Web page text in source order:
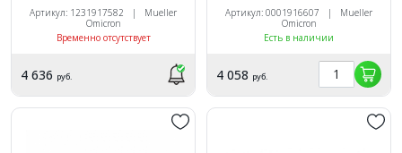
масса, Mueller-Omicron
Артикул: 1231917582 | Mueller
Omicron
Временно отсутствует
4 636 руб.
силиконовая слепочная
масса, Mueller-Omicron
Артикул: 0001916607 | Mueller
Omicron
Есть в наличии
4 058 руб.